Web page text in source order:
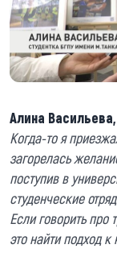
Алина
Когда-то я
загорелась
поступив в
студенческие
Если говорить про
это найти подход